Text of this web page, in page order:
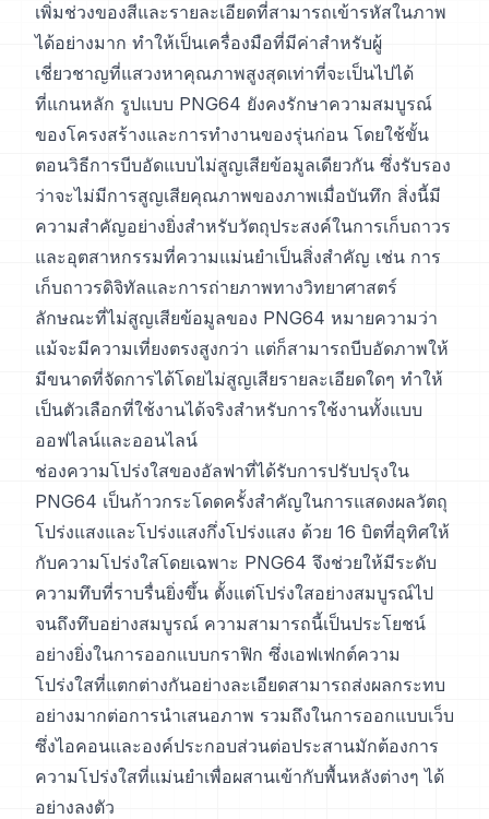
เพิ่มช่วงของสีและรายละเอียดที่สามารถเข้ารหัสในภาพ
ได้อย่างมาก ทำให้เป็นเครื่องมือที่มีค่าสำหรับผู้
เชี่ยวชาญที่แสวงหาคุณภาพสูงสุดเท่าที่จะเป็นไปได้
ที่แกนหลัก รูปแบบ PNG64 ยังคงรักษาความสมบูรณ์
ของโครงสร้างและการทำงานของรุ่นก่อน โดยใช้ขั้น
ตอนวิธีการบีบอัดแบบไม่สูญเสียข้อมูลเดียวกัน ซึ่งรับรอง
ว่าจะไม่มีการสูญเสียคุณภาพของภาพเมื่อบันทึก สิ่งนี้มี
ความสำคัญอย่างยิ่งสำหรับวัตถุประสงค์ในการเก็บถาวร
และอุตสาหกรรมที่ความแม่นยำเป็นสิ่งสำคัญ เช่น การ
เก็บถาวรดิจิทัลและการถ่ายภาพทางวิทยาศาสตร์
ลักษณะที่ไม่สูญเสียข้อมูลของ PNG64 หมายความว่า
แม้จะมีความเที่ยงตรงสูงกว่า แต่ก็สามารถบีบอัดภาพให้
มีขนาดที่จัดการได้โดยไม่สูญเสียรายละเอียดใดๆ ทำให้
เป็นตัวเลือกที่ใช้งานได้จริงสำหรับการใช้งานทั้งแบบ
ออฟไลน์และออนไลน์
ช่องความโปร่งใสของอัลฟาที่ได้รับการปรับปรุงใน
PNG64 เป็นก้าวกระโดดครั้งสำคัญในการแสดงผลวัตถุ
โปร่งแสงและโปร่งแสงกึ่งโปร่งแสง ด้วย 16 บิตที่อุทิศให้
กับความโปร่งใสโดยเฉพาะ PNG64 จึงช่วยให้มีระดับ
ความทึบที่ราบรื่นยิ่งขึ้น ตั้งแต่โปร่งใสอย่างสมบูรณ์ไป
จนถึงทึบอย่างสมบูรณ์ ความสามารถนี้เป็นประโยชน์
อย่างยิ่งในการออกแบบกราฟิก ซึ่งเอฟเฟกต์ความ
โปร่งใสที่แตกต่างกันอย่างละเอียดสามารถส่งผลกระทบ
อย่างมากต่อการนำเสนอภาพ รวมถึงในการออกแบบเว็บ
ซึ่งไอคอนและองค์ประกอบส่วนต่อประสานมักต้องการ
ความโปร่งใสที่แม่นยำเพื่อผสานเข้ากับพื้นหลังต่างๆ ได้
อย่างลงตัว